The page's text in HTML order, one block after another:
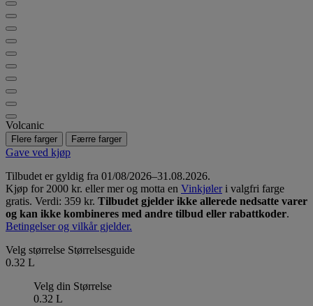
Volcanic
Flere farger Færre farger
Gave ved kjøp
Tilbudet er gyldig fra 01/08/2026–31.08.2026.
Kjøp for 2000 kr. eller mer og motta en Vinkjøleri valgfri farge
gratis. Verdi: 359 kr. Tilbudet gjelder ikke allerede nedsatte varer
og kan ikke kombineres med andre tilbud eller rabattkoder.
Betingelser og vilkår gjelder.
Velg størrelse Størrelsesguide
0.32 L
Velg din Størrelse
0.32 L